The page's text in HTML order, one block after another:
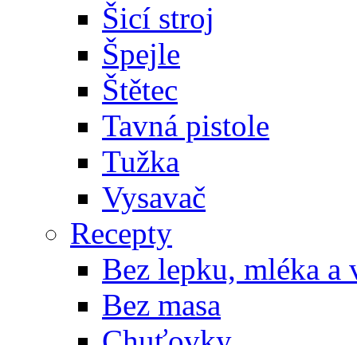
Šicí stroj
Špejle
Štětec
Tavná pistole
Tužka
Vysavač
Recepty
Bez lepku, mléka a
Bez masa